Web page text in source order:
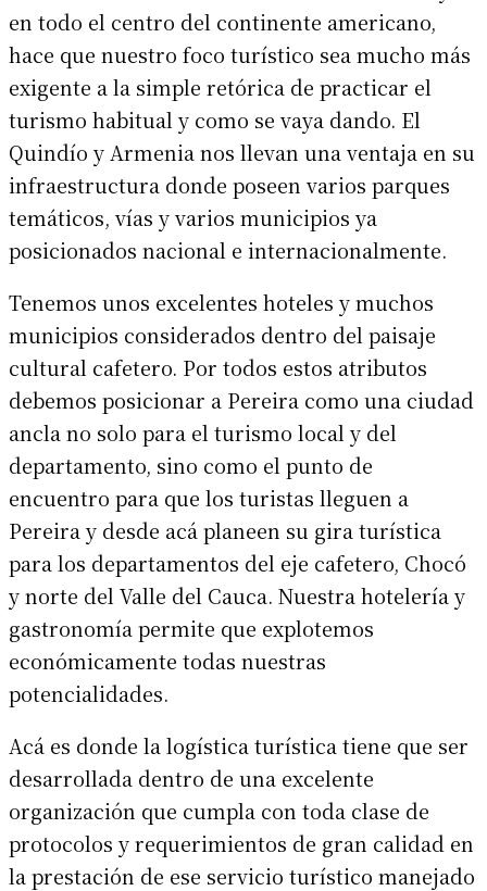
en todo el centro del continente americano,
hace que nuestro foco turístico sea mucho más
exigente a la simple retórica de practicar el
turismo habitual y como se vaya dando. El
Quindío y Armenia nos llevan una ventaja en su
infraestructura donde poseen varios parques
temáticos, vías y varios municipios ya
posicionados nacional e internacionalmente.
Tenemos unos excelentes hoteles y muchos
municipios considerados dentro del paisaje
cultural cafetero. Por todos estos atributos
debemos posicionar a Pereira como una ciudad
ancla no solo para el turismo local y del
departamento, sino como el punto de
encuentro para que los turistas lleguen a
Pereira y desde acá planeen su gira turística
para los departamentos del eje cafetero, Chocó
y norte del Valle del Cauca. Nuestra hotelería y
gastronomía permite que explotemos
económicamente todas nuestras
potencialidades.
Acá es donde la logística turística tiene que ser
desarrollada dentro de una excelente
organización que cumpla con toda clase de
protocolos y requerimientos de gran calidad en
la prestación de ese servicio turístico manejado